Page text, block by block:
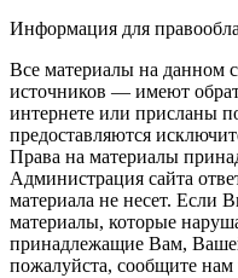
Информация для
Все материалы на данном
источников — имеют
интернете или присланы
предоставляются
Права на материалы
Администрация сайта
материала не несет. Если
материалы, которые
принадлежащие Вам,
пожалуйста, сообщите нам